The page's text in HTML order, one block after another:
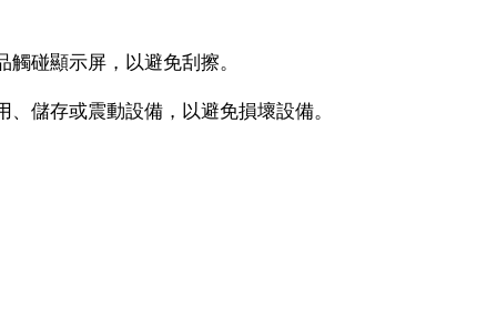
碰顯示屏，以避免刮擦。
儲存或震動設備，以避免損壞設備。